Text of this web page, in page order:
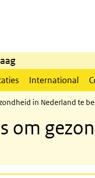
International
in Nederland te
om